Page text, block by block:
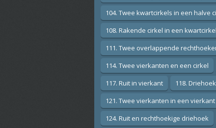
104. Twee kwartcirkels in een halve
108. Rakende cirkel in een kwartcirkel
111. Twee overlappende
114. Twee vierkanten en een cirkel
117. Ruit in vierkant
118.
121. Twee vierkanten in een vierkant
124. Ruit en rechthoekige driehoek